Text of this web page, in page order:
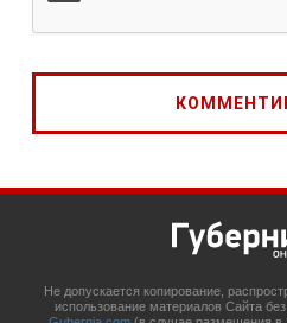
Не допускается копирование,
использование материалов Сайта